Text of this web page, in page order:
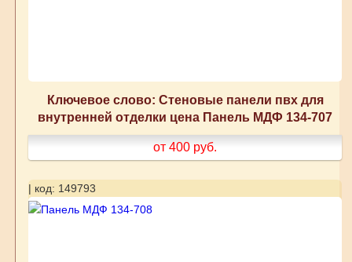
Ключевое слово: Стеновые панели пвх для
внутренней отделки цена Панель МДФ 134-707
от 400 руб.
| код: 149793